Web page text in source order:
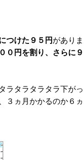
つけた９５円 がありま
０円を割り、さらに９
ラタラタラタラ下がっ
３ヵ月かかるのか６ヵ